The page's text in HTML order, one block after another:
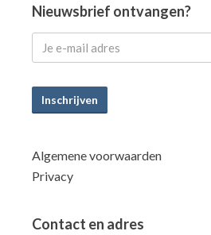
Nieuwsbrief ontvangen?
Inschrijven
Algemene voorwaarden
Privacy
Contact en adres